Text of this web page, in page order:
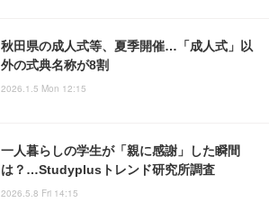
秋田県の成人式等、夏季開催…「成人式」以
外の式典名称が8割
2026.1.5 Mon 12:15
一人暮らしの学生が「親に感謝」した瞬間
は？…Studyplusトレンド研究所調査
2026.5.8 Fri 14:15